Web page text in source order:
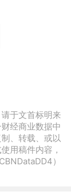
于文首标明来
经商业数据中
、转载、或以
用稿件内容，
）